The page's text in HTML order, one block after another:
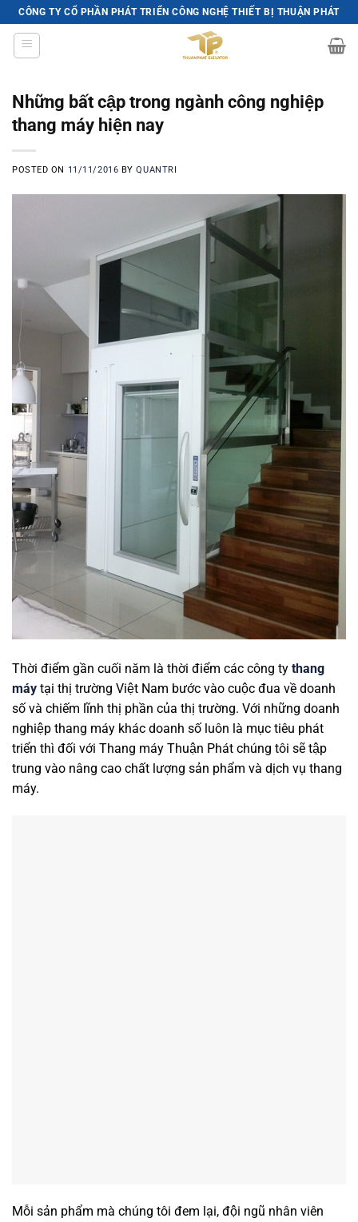
Skip
to
content
CÔNG TY CỔ PHẦN PHÁT TRIỂN CÔNG NGHỆ THIẾT BỊ THUẬN PHÁT
Những bất cập trong ngành công nghiệp
thang máy hiện nay
POSTED ON 11/11/2016 BYQUANTRI
Thời điểm gần cuối năm là thời điểm các công ty thang
máy tại thị trường Việt Nam bước vào cuộc đua về doanh
số và chiếm lĩnh thị phần của thị trường. Với những doanh
nghiệp thang máy khác doanh số luôn là mục tiêu phát
triển thì đối với Thang máy Thuận Phát chúng tôi sẽ tập
trung vào nâng cao chất lượng sản phẩm và dịch vụ thang
máy.
Mỗi sản phẩm mà chúng tôi đem lại, đội ngũ nhân viên